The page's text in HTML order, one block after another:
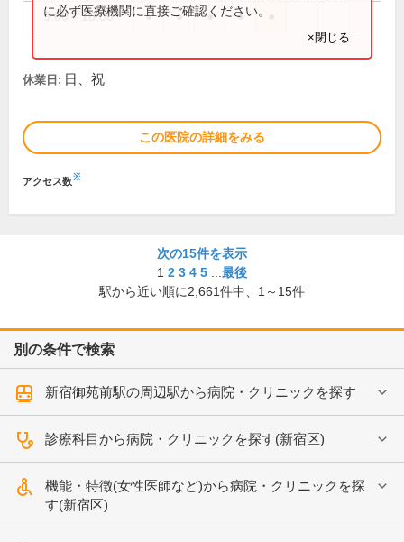
9:00～18:00 ● ● ● ●
に必ず医療機関に直接ご確認ください。
×閉じる
休業日: 日、祝
この医院の詳細をみる
アクセス数※
次の15件を表示
1 2 3 4 5
最後
駅から近い順に2,661件中、 1～15件
別の条件で検索
新宿御苑前駅の周辺駅から病院・クリニックを探す
診療科目から病院・クリニックを探す(新宿区)
機能・特徴(女性医師など)から病院・クリニックを探
す(新宿区)